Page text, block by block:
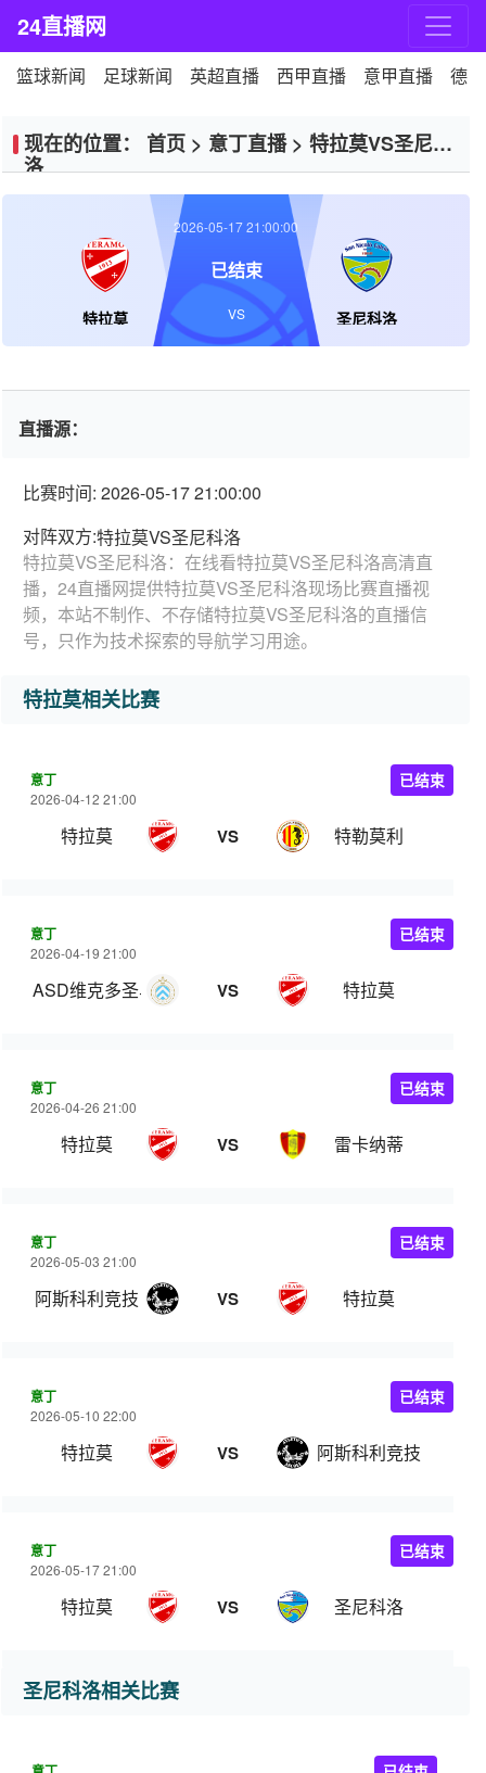
24直播网
篮球新闻 足球新闻 英超直播 西甲直播 意甲直播 德
现在的位置： 首页 > 意丁直播> 特拉莫VS圣尼科
洛
特拉莫 圣尼科洛
2026-05-17 21:00:00
已结束
VS
直播源：
比赛时间: 2026-05-17 21:00:00
对阵双方:特拉莫VS圣尼科洛
特拉莫VS圣尼科洛：在线看特拉莫VS圣尼科洛高清直
播，24直播网提供特拉莫VS圣尼科洛现场比赛直播视
频，本站不制作、不存储特拉莫VS圣尼科洛的直播信
号，只作为技术探索的导航学习用途。
特拉莫相关比赛
意丁
2026-04-12 21:00
特拉莫 VS 特勒莫利
已结束
意丁
2026-04-19 21:00
ASD维克多圣马力诺 VS 特拉莫
已结束
意丁
2026-04-26 21:00
特拉莫 VS 雷卡纳蒂
已结束
意丁
2026-05-03 21:00
阿斯科利竞技 VS 特拉莫
已结束
意丁
2026-05-10 22:00
特拉莫 VS 阿斯科利竞技
已结束
意丁
2026-05-17 21:00
特拉莫 VS 圣尼科洛
已结束
圣尼科洛相关比赛